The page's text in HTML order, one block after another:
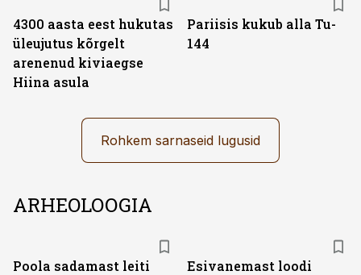
4300 aasta eest hukutas
üleujutus kõrgelt
arenenud kiviaegse
Hiina asula
Pariisis kukub alla Tu-
144
Rohkem sarnaseid lugusid
ARHEOLOOGIA
Poola sadamast leiti
Esivanemast loodi